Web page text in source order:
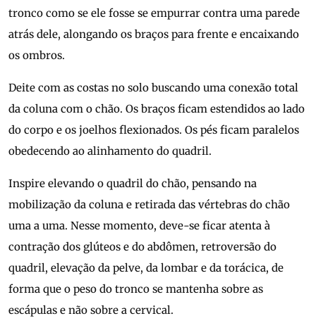
tronco como se ele fosse se empurrar contra uma parede
atrás dele, alongando os braços para frente e encaixando
os ombros.
Deite com as costas no solo buscando uma conexão total
da coluna com o chão. Os braços ficam estendidos ao lado
do corpo e os joelhos flexionados. Os pés ficam paralelos
obedecendo ao alinhamento do quadril.
Inspire elevando o quadril do chão, pensando na
mobilização da coluna e retirada das vértebras do chão
uma a uma. Nesse momento, deve-se ficar atenta à
contração dos glúteos e do abdômen, retroversão do
quadril, elevação da pelve, da lombar e da torácica, de
forma que o peso do tronco se mantenha sobre as
escápulas e não sobre a cervical.